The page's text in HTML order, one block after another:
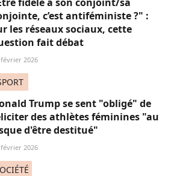
c’est antiféministe ?" :
les réseaux sociaux, cette
fait débat
février 2026
Trump se sent "obligé" de
des athlètes féminines "au
d'être destitué"
février 2026